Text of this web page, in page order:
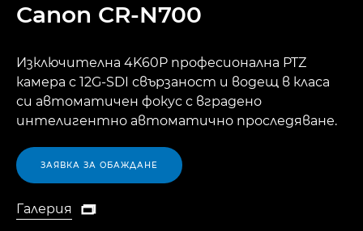
Canon CR-N700
Изключителна 4K60P професионална PTZ
камера с 12G-SDI свързаност и водещ в класа
си автоматичен фокус с вградено
интелигентно автоматично проследяване.
ЗАЯВКА ЗА ОБАЖДАНЕ
Галерия
Галерия
